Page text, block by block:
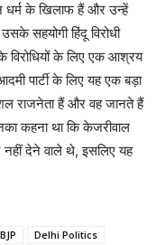
धर्म के खिलाफ हैं और उन्हें
सहयोगी हिंदू विरोधी
विरोधियों के लिए एक आश्रय
पार्टी के लिए यह एक बड़ा
राजनेता हैं और वह जानते हैं
कहना था कि केजरीवाल
नहीं देने वाले थे, इसलिए यह
BJP
Delhi Politics